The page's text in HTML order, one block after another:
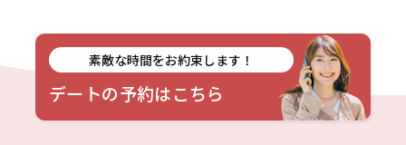
素敵な時間をお約束します！
デートの予約はこちら